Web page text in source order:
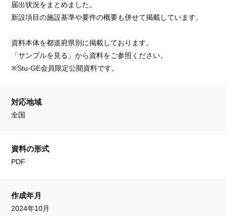
届出状況をまとめました。
新設項目の施設基準や要件の概要も併せて掲載しています。
資料本体を都道府県別に掲載しております。
「サンプルを見る」から資料をご参照ください。
※Stu-GE会員限定公開資料です。
対応地域
全国
資料の形式
PDF
作成年月
2024年10月